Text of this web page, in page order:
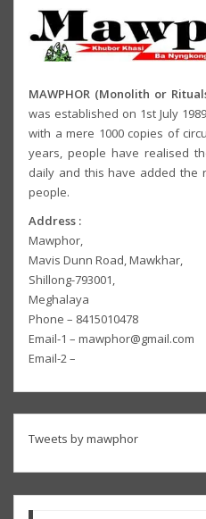
MAWPHOR (Monolith or
was established on 1st July
with a mere 1000 copies of
years, people have realised
daily and this have added the
people.
Address :
Mawphor,
Mavis Dunn Road, Mawkhar,
Shillong-793001,
Meghalaya
Phone – 8415010478
Email-1 – mawphor@gmail.com
Email-2 –
Tweets by mawphor